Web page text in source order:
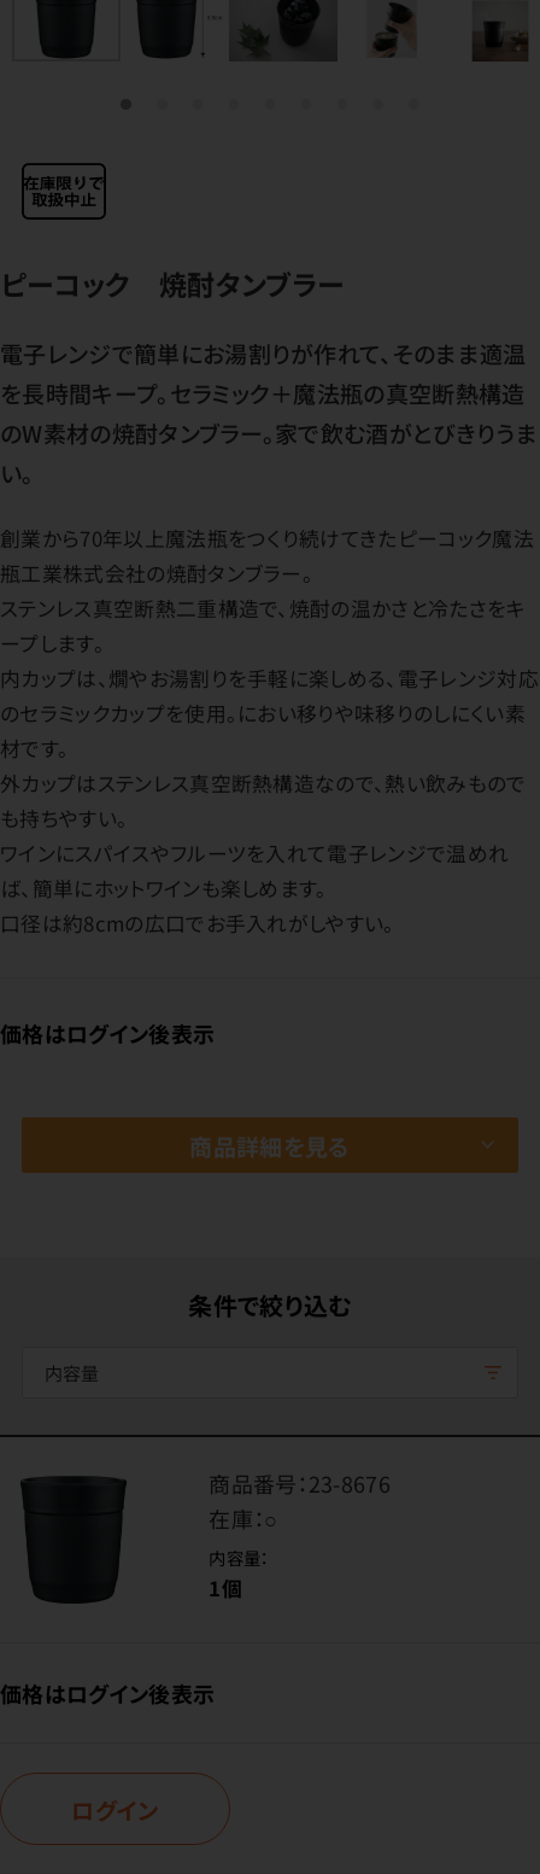
ピーコック 焼酎タンブラー
電子レンジで簡単にお湯割りが作れて、そのまま適温
を長時間キープ。セラミック＋魔法瓶の真空断熱構造
のW素材の焼酎タンブラー。家で飲む酒がとびきりうま
い。
創業から70年以上魔法瓶をつくり続けてきたピーコック魔法
瓶工業株式会社の焼酎タンブラー。
ステンレス真空断熱二重構造で、焼酎の温かさと冷たさをキ
ープします。
内カップは、燗やお湯割りを手軽に楽しめる、電子レンジ対応
のセラミックカップを使用。におい移りや味移りのしにくい素
材です。
外カップはステンレス真空断熱構造なので、熱い飲みもので
も持ちやすい。
ワインにスパイスやフルーツを入れて電子レンジで温めれ
ば、簡単にホットワインも楽しめます。
口径は約8cmの広口でお手入れがしやすい。
価格はログイン後表示
商品詳細を見る
条件で絞り込む
内容量
商品番号：23-8676
在庫：○
内容量：
1個
価格はログイン後表示
ログイン